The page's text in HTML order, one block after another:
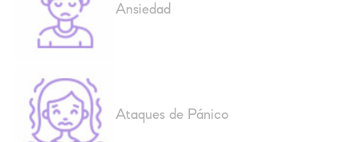
Ansiedad
Ataques de Pánico